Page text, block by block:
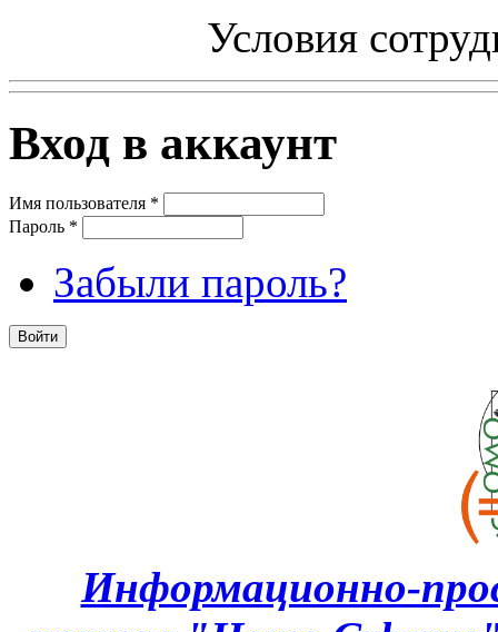
Условия
Вход в аккаунт
Имя пользователя *
Пароль *
Забыли пароль?
Информационно-